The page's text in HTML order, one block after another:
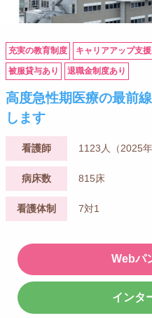
充実の教育制度 キャリアアップ支援
被服貸与あり 退職金制度あり
高度急性期医療の最前
します
看護師 1123人（2025
病床数 815床
看護体制 7対1
Webパ
インタ